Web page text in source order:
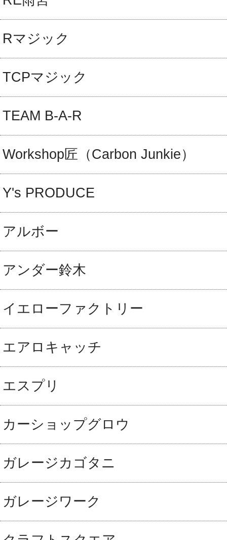
Rマジック
TCPマジック
TEAM B-A-R
Workshop匠（Carbon Junkie）
Y's PRODUCE
アルボー
アンダー鈴木
イエローファクトリー
エアロキャッチ
エスプリ
カーショップグロウ
ガレージカゴタニ
ガレージワーク